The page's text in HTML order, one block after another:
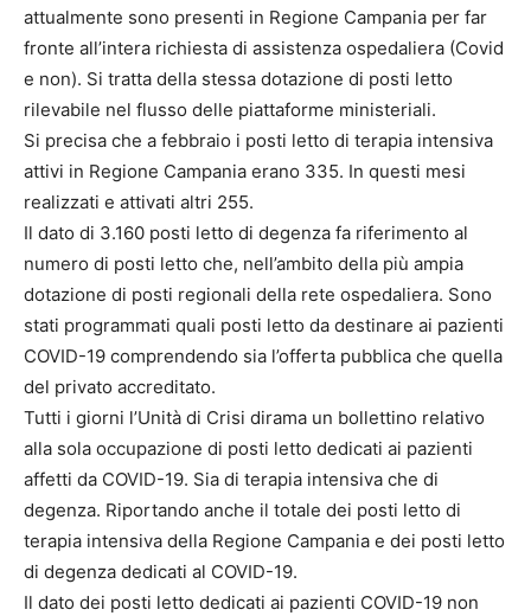
attualmente sono presenti in Regione Campania per far
fronte all’intera richiesta di assistenza ospedaliera (Covid
e non). Si tratta della stessa dotazione di posti letto
rilevabile nel flusso delle piattaforme ministeriali.
Si precisa che a febbraio i posti letto di terapia intensiva
attivi in Regione Campania erano 335. In questi mesi
realizzati e attivati altri 255.
Il dato di 3.160 posti letto di degenza fa riferimento al
numero di posti letto che, nell’ambito della più ampia
dotazione di posti regionali della rete ospedaliera. Sono
stati programmati quali posti letto da destinare ai pazienti
COVID-19 comprendendo sia l’offerta pubblica che quella
del privato accreditato.
Tutti i giorni l’Unità di Crisi dirama un bollettino relativo
alla sola occupazione di posti letto dedicati ai pazienti
affetti da COVID-19. Sia di terapia intensiva che di
degenza. Riportando anche il totale dei posti letto di
terapia intensiva della Regione Campania e dei posti letto
di degenza dedicati al COVID-19.
Il dato dei posti letto dedicati ai pazienti COVID-19 non